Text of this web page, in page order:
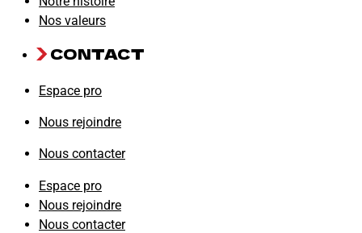
Nos valeurs
CONTACT
Espace pro
Nous rejoindre
Nous contacter
Espace pro
Nous rejoindre
Nous contacter